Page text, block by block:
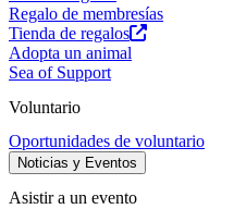
Regalo de membresías
Tienda de regalos
Adopta un animal
Sea of Support
Voluntario
Oportunidades de voluntario
Noticias y Eventos
Asistir a un evento